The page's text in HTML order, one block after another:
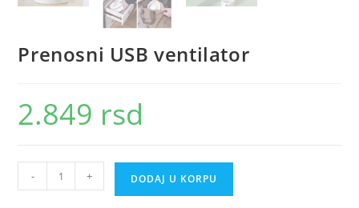
Prenosni USB ventilator
2.849 rsd
Prenosni
USB
- + DODAJ U KORPU